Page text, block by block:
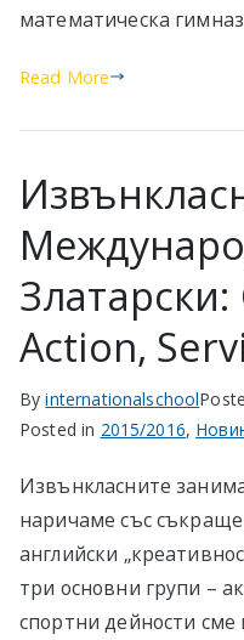
математическа
Read More
Златарски:
Action,
Byinternationalschool
Posted in 2015/2016,
Извънкласните
наричаме със
английски
три основни групи –
спортни дейности сме